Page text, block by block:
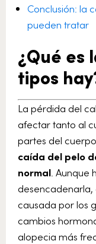
Conclusión: la
pueden tratar
¿Qué es
tipos
La pérdida del
afectar tanto al
partes del
caída del pelo
normal .
causada por los
cambios
alopecia más